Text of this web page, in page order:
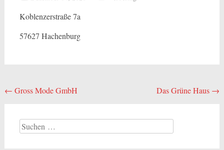
Koblenzerstraße 7a
57627 Hachenburg
Beitragsnavigation
← Gross Mode GmbH Das Grüne Haus →
Suchen
nach: